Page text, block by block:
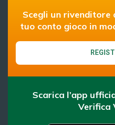
Scegli un
tuo conto gioco in
Scarica l’app
Verifica